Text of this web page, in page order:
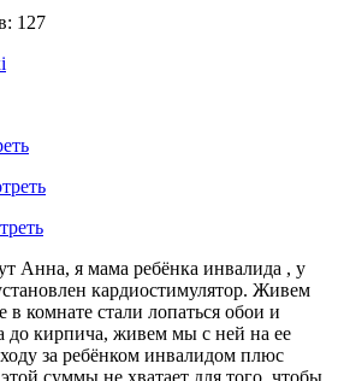
127
Анна, я мама ребёнка инвалида , у
кардиостимулятор. Живем
в комнате стали лопаться обои и
до кирпича, живем мы с ней на ее
за ребёнком инвалидом плюс
суммы не хватает для того, чтобы